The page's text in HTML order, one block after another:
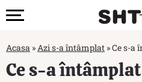
Acasa »Azi s-a întâmplat »Ce s-a
Ce s-a